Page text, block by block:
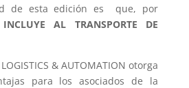
de esta edición es que, por
AL TRANSPORTE DE
& AUTOMATION otorga
para los asociados de la